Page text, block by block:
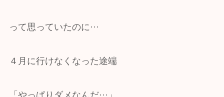
って思っていたのに···
４月に行けなくなった途端
「やっぱりダメなんだ···」